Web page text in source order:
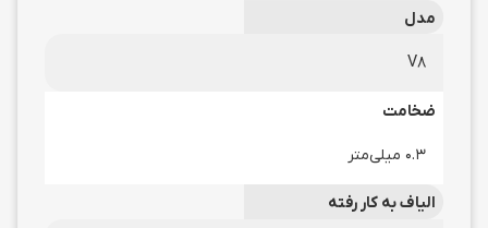
مدل
V8
ضخامت
۰.۳ میلی‌متر
الیاف به کار رفته